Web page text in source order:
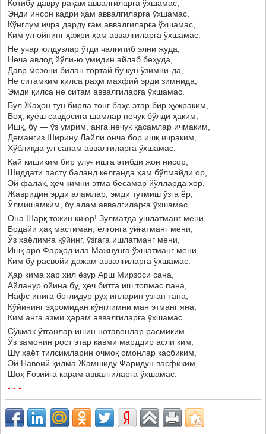
Котибу давру рақам аввалгиларға ўхшамас,
Энди инсон қадри ҳам аввалгиларға ўхшамас,
Кўнглум ичра дарду ғам аввалгиларға ўхшамас,
Ким ул ойнинг ҳажри ҳам аввалгиларға ўхшамас.
Не учар юлдузлар ўтди чалғитиб элни жуда,
Неча авлод йўли-ю умидин айлаб беҳуда,
Давр мезони билан тортай бу кун ўзимни-да,
Не ситамким қилса раҳм махфий эрди зимнида,
Эмди қилса не ситам аввалгиларға ўхшамас.
Бул Жаҳон тун бирла тонг баҳс этар бир ҳужраким,
Воҳ, қуёш савдосиға шамлар нечук бўлди ҳаким,
Ишқ, бу — ўз умрим, анга нечук қасамлар ичмаким,
Демангиз Ширину Лайли онча бор ишқ ичраким,
Хўбликда ул санам аввалгиларға ўхшамас.
Қай кишиким бир улуғ ишга этибди жон нисор,
Шиддати пасту баланд келганда ҳам бўлмайди ор,
Эй фалак, ҳеч кимни этма бесамар йўлларда хор,
Жавридин эрди аламлар, эмди тутмиш ўзга ёр,
Ўлмишамким, бу алам аввалгиларға ўхшамас.
Она Шарқ тожин киюр! Зулматда ушлатманг мени,
Бодайи ҳақ мастиман, ёлғонга уйғатманг мени,
Ўз хаёлимға қўйинг, ўзгага ишлатманг мени,
Ишқ аро Фарҳод ила Мажнунға ўхшатманг мени,
Ким бу расвойи дажам аввалгиларға ўхшамас.
Ҳар кима ҳар хил ёзур Арш Мирзоси сана,
Айланур ойина бу, ҳеч битта иш топмас пана,
Нафс ипига боғлидур руҳ ипларин узган тана,
Кўйининг эҳромидан кўнглимни ман этманг яна,
Ким анга азми ҳарам аввалгиларға ўхшамас.
Сўкмак ўтганлар ишин нотавонлар расмиким,
Ўз замонин рост этар қавми марддир асли ким,
Шу ҳаёт тилсимларин очмоқ омонлар касбиким,
Эй Навоий қилма Жамшиду Фаридун васфиким,
Шоҳ Ғозийга карам аввалгиларға ўхшамас.
- - -